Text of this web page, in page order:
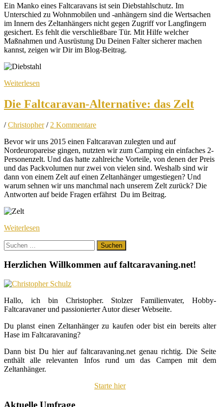
Ein Manko eines Faltcaravans ist sein Diebstahlschutz. Im
Unterschied zu Wohnmobilen und -anhängern sind die Wertsachen
im Innern des Zeltanhängers nicht gegen Zugriff vor Langfingern
gesichert. Es fehlt die verschließbare Tür. Mit Hilfe welcher
Maßnahmen und Ausrüstung Du Deinen Falter sicherer machen
kannst, zeigen wir Dir im Blog-Beitrag.
Weiterlesen
Die Faltcaravan-Alternative: das Zelt
/Christopher / 2 Kommentare
Bevor wir uns 2015 einen Faltcaravan zulegten und auf
Nordeuropareise gingen, nutzten wir zum Camping ein einfaches 2-
Personenzelt. Und das hatte zahlreiche Vorteile, von denen der Preis
und das Packvolumen nur zwei von vielen sind. Weshalb sind wir
dann von einem Zelt auf einen Zeltanhänger umgestiegen? Und
warum sehnen wir uns manchmal nach unserem Zelt zurück? Die
Antworten auf beide Fragen erfährst Du im Beitrag.
Weiterlesen
Suchen
nach:
Herzlichen Willkommen auf faltcaravaning.net!
Hallo, ich bin Christopher. Stolzer Familienvater, Hobby-
Faltcaravaner und passionierter Autor dieser Webseite.
Du planst einen Zeltanhänger zu kaufen oder bist ein bereits alter
Hase im Faltcaravaning?
Dann bist Du hier auf faltcaravaning.net genau richtig. Die Seite
enthält alle relevanten Infos rund um das Campen mit dem
Zeltanhänger.
Starte hier
Aktuelle Umfrage